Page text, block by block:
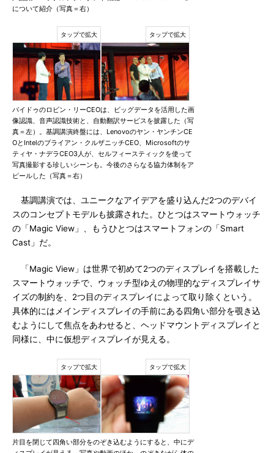
について紹介（写真＝右）
バイドゥのロビン・リーCEOは、ビッグデータを活用した画
像認識、音声認識技術と、自動翻訳サービスを披露した（写
真＝左）。基調講演終盤には、Lenovoのヤン・ヤンチンCE
OとIntelのブライアン・クルザニッチCEO、Microsoftのサ
ティヤ・ナデラCEO3人が、セルフィースティックを使って
写真撮影する珍しいシーンも。今後のさらなる協力体制をア
ピールした（写真＝右）
基調講演では、ユニークなアイデアを盛り込んだ2つのデバイ
スのコンセプトモデルも披露された。ひとつはスマートウォッチ
の「Magic View」、もうひとつはスマートフォンの「Smart
Cast」だ。
「Magic View」は世界で初めて2つのディスプレイを搭載した
スマートウォッチで、ウォッチ型ゆえの物理的なディスプレイサ
イズの制約を、2つ目のディスプレイによって取り除くという。
具体的にはメインディスプレイの手前にある四角い部分を覗き込
むようにして焦点をあわせると、ヘッドマウントディスプレイと
同様に、中に仮想ディスプレイが見える。
片目を閉じて四角い部分をのぞき込むようにすると、中にデ